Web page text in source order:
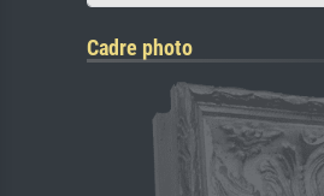
Cadre photo